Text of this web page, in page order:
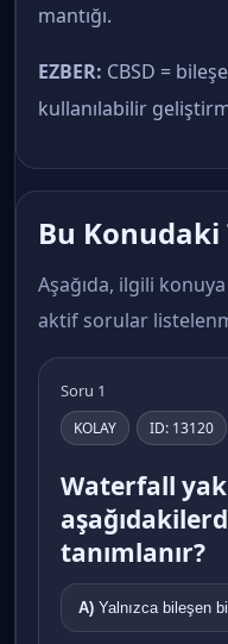
mantığı.
EZBER: CBSD =
kullanılabilir
Bu
Aşağıda, ilgili
aktif sorular
Soru 1
KOLAY ID: 13120
Waterfall
tanımlanır?
A) Yalnızca bileşen